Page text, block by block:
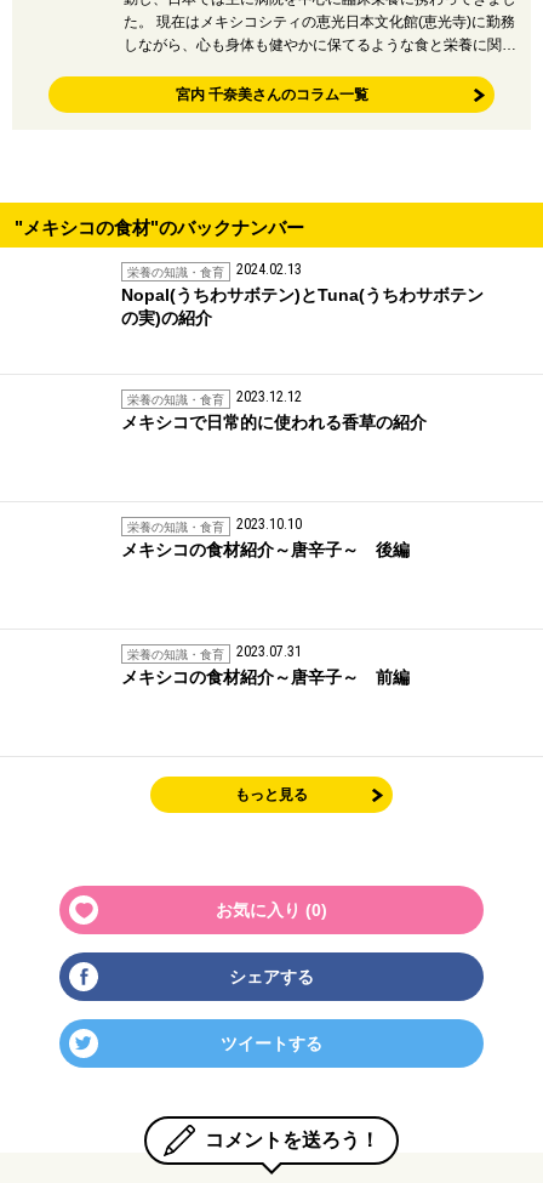
た。 現在はメキシコシティの恵光日本文化館(恵光寺)に勤務
しながら、心も身体も健やかに保てるような食と栄養に関…
宮内 千奈美さんのコラム一覧
"メキシコの食材"のバックナンバー
栄養の知識・食育 2024.02.13
Nopal(うちわサボテン)とTuna(うちわサボテン
の実)の紹介
栄養の知識・食育 2023.12.12
メキシコで日常的に使われる香草の紹介
栄養の知識・食育 2023.10.10
メキシコの食材紹介～唐辛子～ 後編
栄養の知識・食育 2023.07.31
メキシコの食材紹介～唐辛子～ 前編
もっと見る
お気に入り (0)
シェアする
ツイートする
コメントを送ろう！